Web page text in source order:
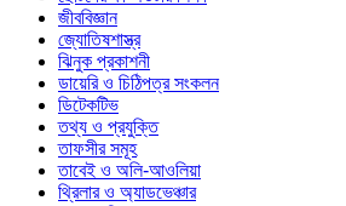
জীববিজ্ঞান
জ্যোতিষশাস্ত্র
ঝিনুক প্রকাশনী
ডায়েরি ও চিঠিপত্র সংকলন
ডিটেকটিভ
তথ্য ও প্রযুক্তি
তাফসীর সমূহ
তাবেই ও অলি-আওলিয়া
থ্রিলার ও অ্যাডভেঞ্চার